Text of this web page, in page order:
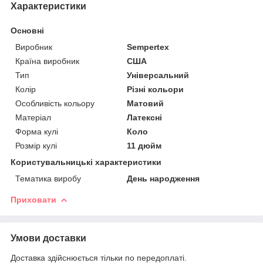
Характеристики
Основні
Виробник
Sempertex
Країна виробник
США
Тип
Універсальний
Колір
Різні кольори
Особливість кольору
Матовий
Матеріал
Латексні
Форма кулі
Коло
Розмір кулі
11 дюйм
Користувальницькі характеристики
Тематика виробу
День народження
Приховати
Умови доставки
Доставка здійснюється тільки по передоплаті.